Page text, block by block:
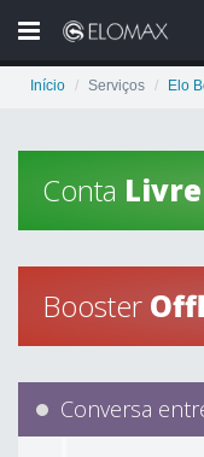
100
, Cliente
Cliente
Início Serviços Elo
Conta Livre
Booster
Conversa